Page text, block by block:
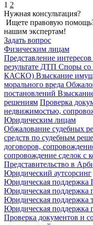
1 2
Нужная консультация?
Ищете правовую
нашим экспертам!
Задать вопрос
Физическим лицам
Представление интересов
результате ДТП Споры со
КАСКО) Взыскание
морального вреда
постановлений
решениям Проверка
недвижимостью,
Юридическим лицам
Обжалование судебных
средств по судебным
договоров,
сопровождение сделок с
Представительство в
Юридический аутсорсинг
Юридическая поддержка
Юридическая
Юридическая поддержка
Юридическая поддержка
Проверка документов и